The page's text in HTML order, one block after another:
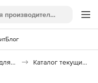
Блог
Программы для документооборота Каталог текущих цен в строительстве (КТЦ)